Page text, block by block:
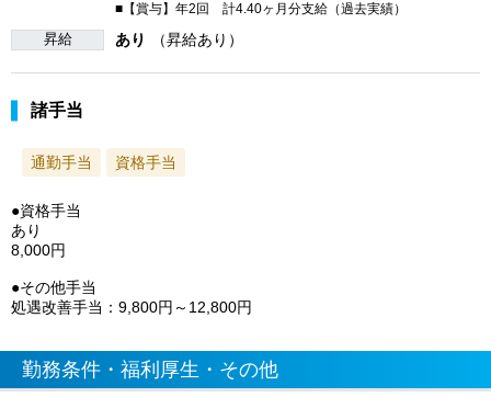
■【賞与】年2回 計4.40ヶ月分支給（過去実績）
昇給 あり （昇給あり）
諸手当
通勤手当 資格手当
●資格手当
あり
8,000円
●その他手当
処遇改善手当：9,800円～12,800円
勤務条件・福利厚生・その他